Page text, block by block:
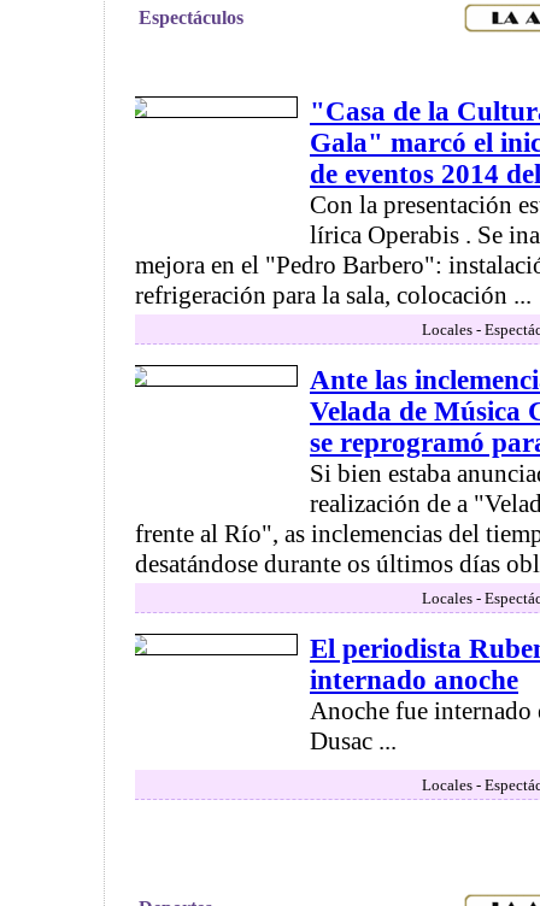
Espectáculos
"Casa de la
Gala" marcó el
de eventos 2014
Con la presentación
lírica Operabis . Se
mejora en el "Pedro Barbero":
refrigeración para la sala, colocación ...
Locales -
Ante las
Velada de Música
se reprogramó
Si bien estaba
realización de a
frente al Río", as inclemencias del
desatándose durante os últimos días
Locales -
El periodista
internado anoche
Anoche fue internado
Dusac ...
Locales -